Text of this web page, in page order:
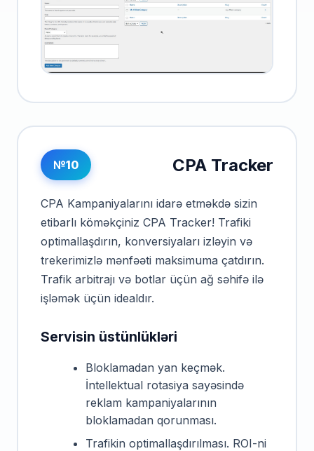
№10 CPA Tracker
CPA Kampaniyalarını idarə etməkdə sizin
etibarlı köməkçiniz CPA Tracker! Trafiki
optimallaşdırın, konversiyaları izləyin və
trekerimizlə mənfəəti maksimuma çatdırın.
Trafik arbitrajı və botlar üçün ağ səhifə ilə
işləmək üçün idealdır.
Servisin üstünlükləri
Bloklamadan yan keçmək.
İntellektual rotasiya sayəsində
reklam kampaniyalarının
bloklamadan qorunması.
Trafikin optimallaşdırılması. ROI-ni